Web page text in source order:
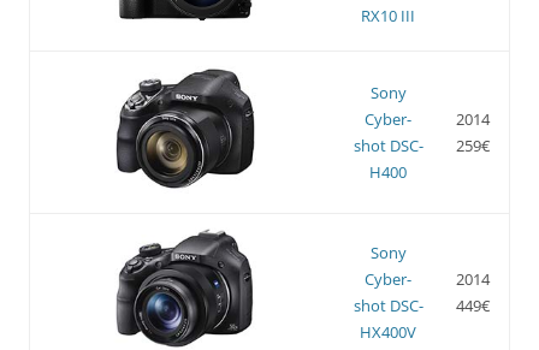
RX10 III
Sony
Cyber-
shot DSC-
H400
2014
259€
Sony
Cyber-
shot DSC-
HX400V
2014
449€